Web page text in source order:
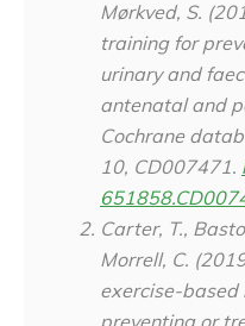
Mørkved, S.
training for
urinary and
antenatal and
Cochrane
10, CD007471.
Carter, T.,
Morrell, C.
exercise-based
preventing or